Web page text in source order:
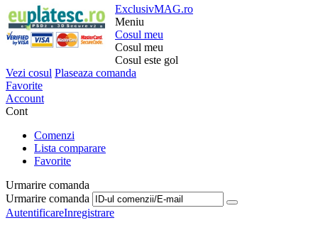
ExclusivMAG.ro
Meniu
Cosul meu
Cosul meu
Cosul este gol
Vezi cosul Plaseaza comanda
Favorite
Account
Cont
Comenzi
Lista comparare
Favorite
Urmarire comanda
Urmarire comanda
AutentificareInregistrare